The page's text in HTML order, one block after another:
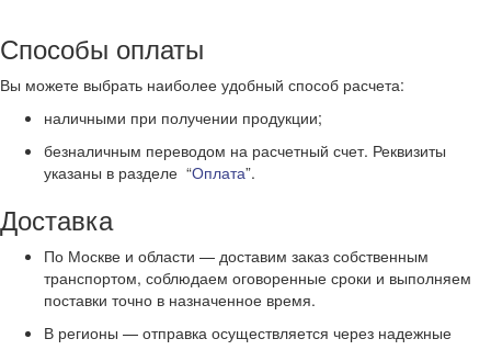
Способы оплаты
Вы можете выбрать наиболее удобный способ расчета:
наличными при получении продукции;
безналичным переводом на расчетный счет. Реквизиты
указаны в разделе “Оплата”.
Доставка
По Москве и области — доставим заказ собственным
транспортом, соблюдаем оговоренные сроки и выполняем
поставки точно в назначенное время.
В регионы — отправка осуществляется через надежные